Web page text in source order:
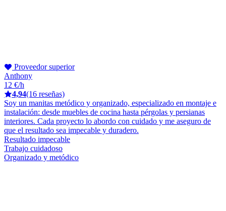
Proveedor superior
Anthony
12 €/h
4,94(16 reseñas)
Soy un manitas metódico y organizado, especializado en montaje e
instalación: desde muebles de cocina hasta pérgolas y persianas
interiores. Cada proyecto lo abordo con cuidado y me aseguro de
que el resultado sea impecable y duradero.
Resultado impecable
Trabajo cuidadoso
Organizado y metódico